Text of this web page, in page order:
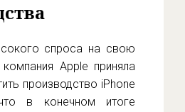
спроса на свою
Apple приняла
производство iPhone
в конечном итоге